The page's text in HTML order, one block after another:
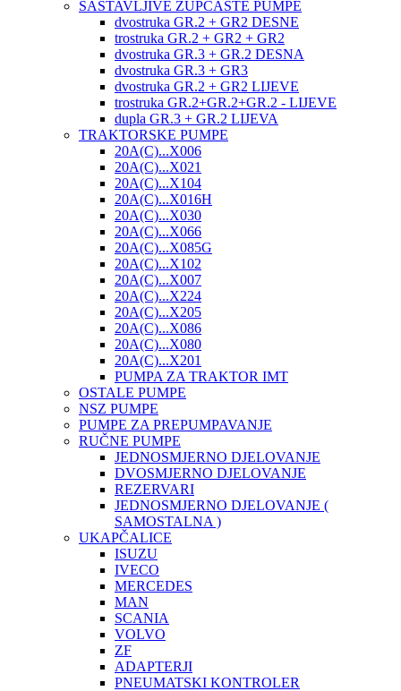
SASTAVLJIVE ZUPČASTE PUMPE
dvostruka GR.2 + GR2 DESNE
trostruka GR.2 + GR2 + GR2
dvostruka GR.3 + GR.2 DESNA
dvostruka GR.3 + GR3
dvostruka GR.2 + GR2 LIJEVE
trostruka GR.2+GR.2+GR.2 - LIJEVE
dupla GR.3 + GR.2 LIJEVA
TRAKTORSKE PUMPE
20A(C)...X006
20A(C)...X021
20A(C)...X104
20A(C)...X016H
20A(C)...X030
20A(C)...X066
20A(C)...X085G
20A(C)...X102
20A(C)...X007
20A(C)...X224
20A(C)...X205
20A(C)...X086
20A(C)...X080
20A(C)...X201
PUMPA ZA TRAKTOR IMT
OSTALE PUMPE
NSZ PUMPE
PUMPE ZA PREPUMPAVANJE
RUČNE PUMPE
JEDNOSMJERNO DJELOVANJE
DVOSMJERNO DJELOVANJE
REZERVARI
JEDNOSMJERNO DJELOVANJE (
SAMOSTALNA )
UKAPČALICE
ISUZU
IVECO
MERCEDES
MAN
SCANIA
VOLVO
ZF
ADAPTERJI
PNEUMATSKI KONTROLER